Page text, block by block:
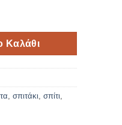
Καλάθι
σπιτάκι σπίτι